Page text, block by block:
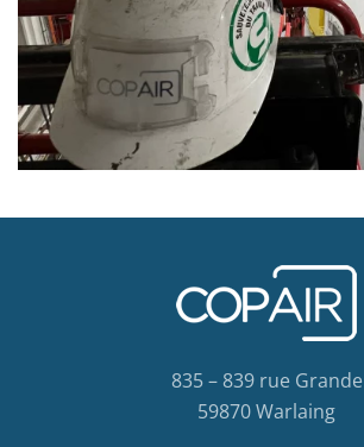
835 – 839 rue Grande
59870 Warlaing